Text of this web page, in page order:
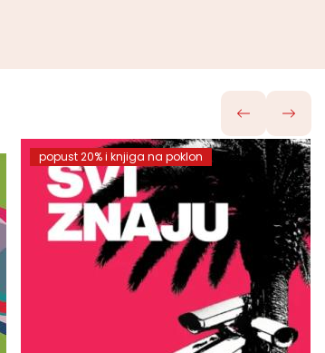
popust 20% i knjiga na poklon